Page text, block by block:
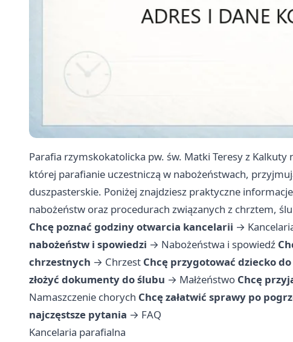
Parafia rzymskokatolicka pw. św. Matki Teresy z Kalkuty
której parafianie uczestniczą w nabożeństwach,
duszpasterskie. Poniżej znajdziesz praktyczne
nabożeństw oraz procedurach związanych z chrztem,
Chcę poznać godziny otwarcia kancelarii →
nabożeństw i spowiedzi → Nabożeństwa i spowiedź
chrzestnych → Chrzest Chcę przygotować dziecko
złożyć dokumenty do ślubu → Małżeństwo Chcę
Namaszczenie chorych Chcę załatwić sprawy po
najczęstsze pytania → FAQ
Kancelaria parafialna